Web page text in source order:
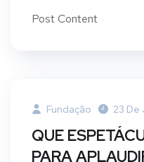
Post Content
Fundação 23 De
QUE
PARA